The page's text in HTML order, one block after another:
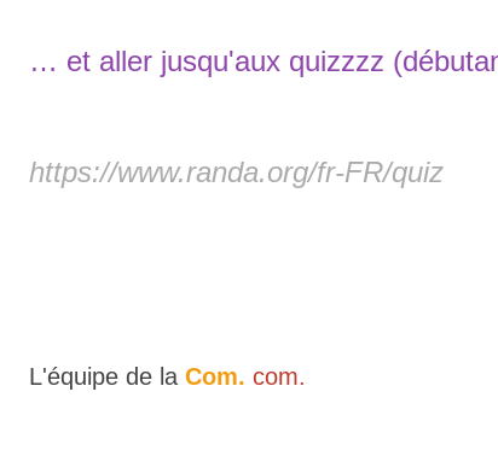
… et aller jusqu'aux quizzzz
https://www.randa.org/fr-FR/quiz
L'équipe de la Com. com.